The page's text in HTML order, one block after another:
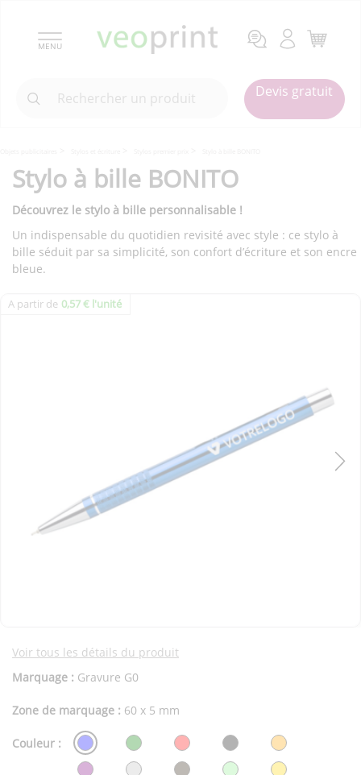
MENU
Devis gratuit
Stylo à bille BONITO
Découvrez le stylo à bille personnalisable !
Un indispensable du quotidien revisité avec style : ce stylo à
bille séduit par sa simplicité, son confort d’écriture et son encre
bleue.
A partir de 0,57 € l'unité
Voir tous les détails du produit
Marquage : Gravure G0
Zone de marquage : 60 x 5 mm
Couleur :